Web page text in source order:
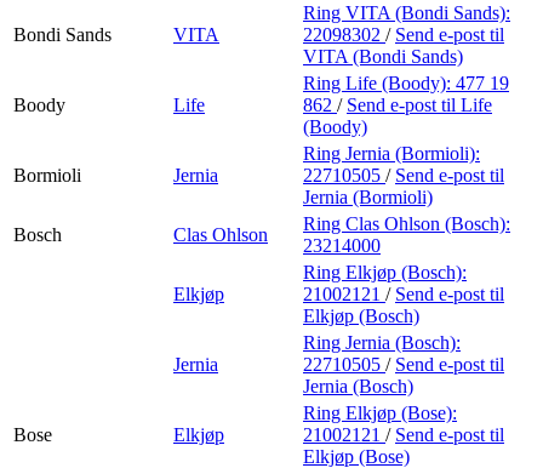
Bondi Sands VITA
Ring VITA (Bondi Sands):
22098302 / Send e-post til
VITA (Bondi Sands)
Boody Life
Ring Life (Boody): 477 19
862 / Send e-post til Life
(Boody)
Bormioli Jernia
Ring Jernia (Bormioli):
22710505 / Send e-post til
Jernia (Bormioli)
Bosch
Clas Ohlson
Ring Clas Ohlson (Bosch):
23214000
Elkjøp
Ring Elkjøp (Bosch):
21002121 / Send e-post til
Elkjøp (Bosch)
Jernia
Ring Jernia (Bosch):
22710505 / Send e-post til
Jernia (Bosch)
Bose Elkjøp
Ring Elkjøp (Bose):
21002121 / Send e-post til
Elkjøp (Bose)